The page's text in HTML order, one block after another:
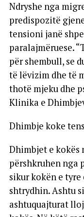
Ndryshe nga
predispozitë
tensioni janë
paralajmëruese.
për shembull, se
të lëvizim dhe të
thotë mjeku dhe
Klinika e
Dhimbje koke
Dhimbjet e kokës
përshkruhen nga
sikur kokën e tyre
shtrydhin. Ashtu
ashtuquajturat